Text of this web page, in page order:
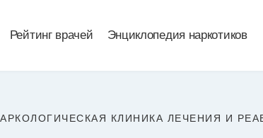
Рейтинг врачей Энциклопедия наркотиков
КЛИНИКА ЛЕЧЕНИЯ И